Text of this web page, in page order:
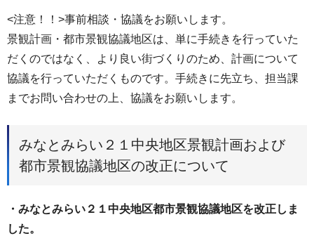
<注意！！>事前相談・協議をお願いします。
景観計画・都市景観協議地区は、単に手続きを行っていた
だくのではなく、より良い街づくりのため、計画について
協議を行っていただくものです。手続きに先立ち、担当課
までお問い合わせの上、協議をお願いします。
みなとみらい２１中央地区景観計画および
都市景観協議地区の改正について
・みなとみらい２１中央地区都市景観協議地区を改正しま
した。